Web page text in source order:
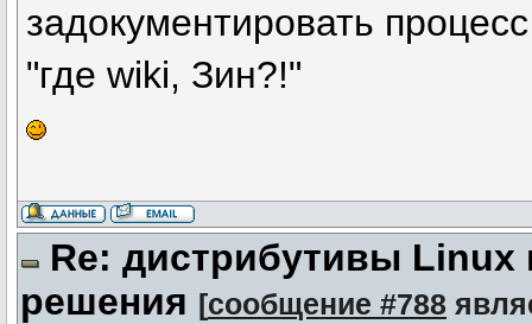
задокументировать
"где wiki, Зин?!"
Re: дистрибутивы Linux
решения [сообщение #788